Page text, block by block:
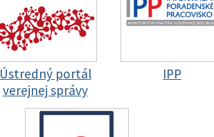
Ústredný portál
verejnej správy
IPP